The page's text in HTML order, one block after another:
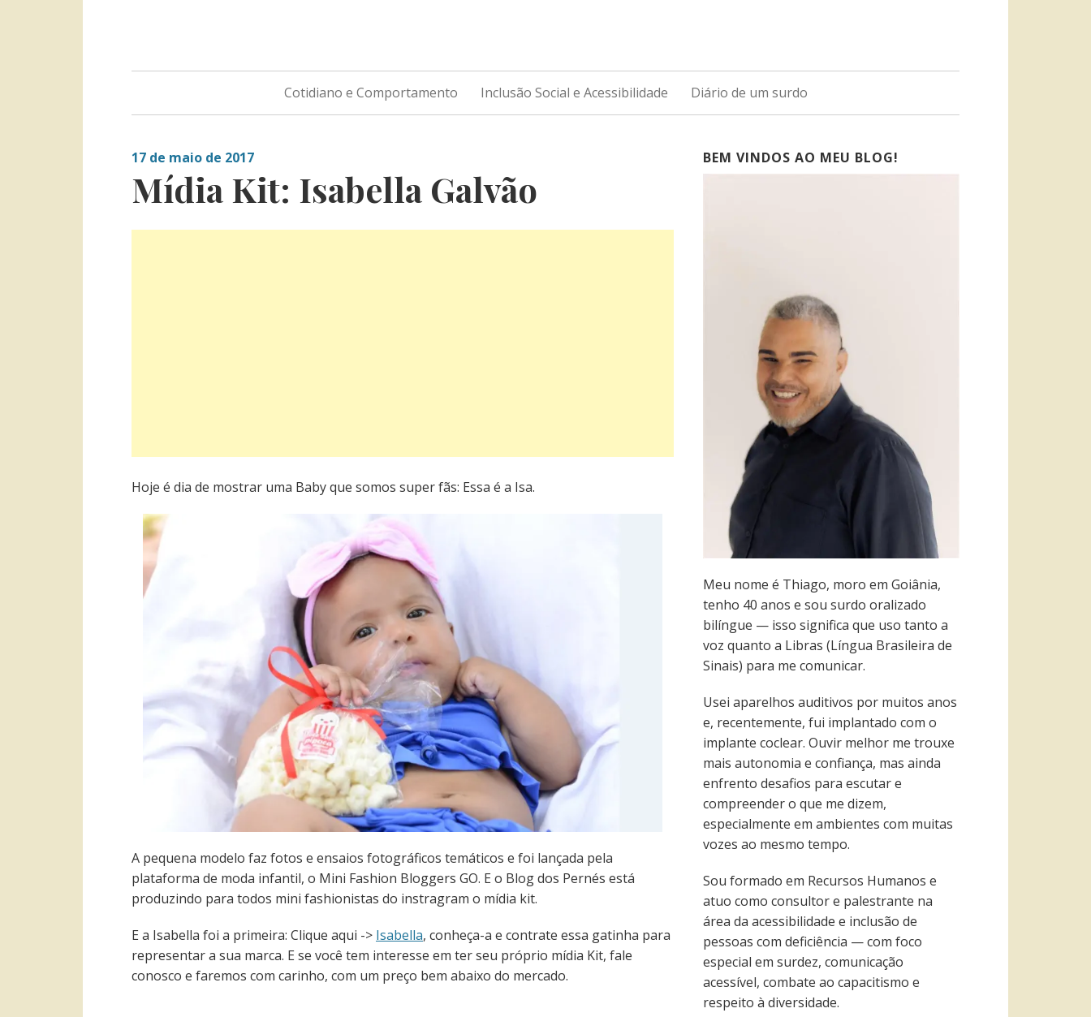
Cotidiano e Comportamento Inclusão Social e Acessibilidade Diário de um surdo
17 de maio de 2017
Mídia Kit: Isabella Galvão
Hoje é dia de mostrar uma Baby que somos super fãs: Essa é a Isa.
A pequena modelo faz fotos e ensaios fotográficos temáticos e foi lançada pela
plataforma de moda infantil, o Mini Fashion Bloggers GO. E o Blog dos Pernés está
produzindo para todos mini fashionistas do instragram o mídia kit.
E a Isabella foi a primeira: Clique aqui -> Isabella, conheça-a e contrate essa gatinha para
representar a sua marca. E se você tem interesse em ter seu próprio mídia Kit, fale
conosco e faremos com carinho, com um preço bem abaixo do mercado.
BEM VINDOS AO MEU BLOG!
Meu nome é Thiago, moro em Goiânia,
tenho 40 anos e sou surdo oralizado
bilíngue — isso significa que uso tanto a
voz quanto a Libras (Língua Brasileira de
Sinais) para me comunicar.
Usei aparelhos auditivos por muitos anos
e, recentemente, fui implantado com o
implante coclear. Ouvir melhor me trouxe
mais autonomia e confiança, mas ainda
enfrento desafios para escutar e
compreender o que me dizem,
especialmente em ambientes com muitas
vozes ao mesmo tempo.
Sou formado em Recursos Humanos e
atuo como consultor e palestrante na
área da acessibilidade e inclusão de
pessoas com deficiência — com foco
especial em surdez, comunicação
acessível, combate ao capacitismo e
respeito à diversidade.